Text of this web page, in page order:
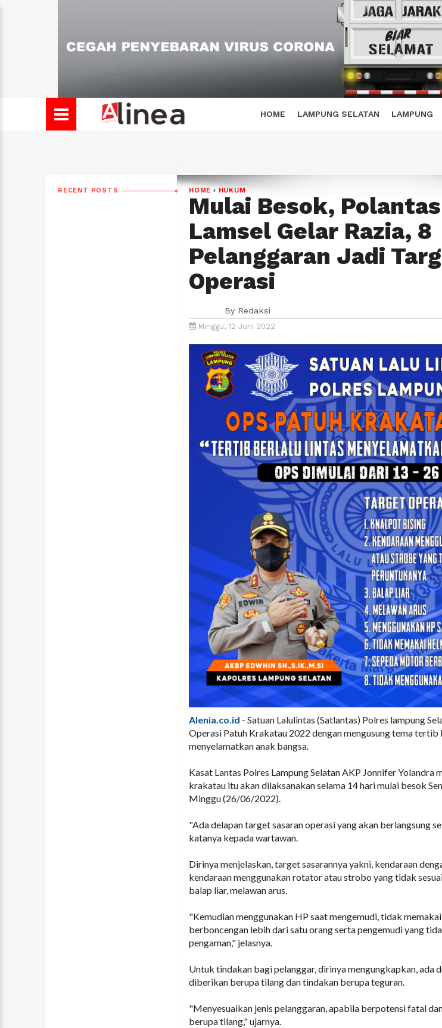
HOME LAMPUNG SELATAN LAMPUNG
RECENT POSTS HOME › HUKUM
Mulai Besok,
Lamsel Gelar Razia, 8
Pelanggaran Jadi
Operasi
By Redaksi
Minggu, 12 Juni 2022
Alenia.co.id - Satuan Lalulintas (Satlantas) Polres lampung
Operasi Patuh Krakatau 2022 dengan mengusung tema tertib
menyelamatkan anak bangsa.
Kasat Lantas Polres Lampung Selatan AKP Jonnifer Yolandra
krakatau itu akan dilaksanakan selama 14 hari mulai besok
Minggu (26/06/2022).
"Ada delapan target sasaran operasi yang akan berlangsung
katanya kepada wartawan.
Dirinya menjelaskan, target sasarannya yakni, kendaraan
kendaraan menggunakan rotator atau strobo yang tidak
balap liar, melawan arus.
"Kemudian menggunakan HP saat mengemudi, tidak
berboncengan lebih dari satu orang serta pengemudi yang
pengaman," jelasnya.
Untuk tindakan bagi pelanggar, dirinya mengungkapkan, ada
diberikan berupa tilang dan tindakan berupa teguran.
"Menyesuaikan jenis pelanggaran, apabila berpotensi fatal
berupa tilang," ujarnya.